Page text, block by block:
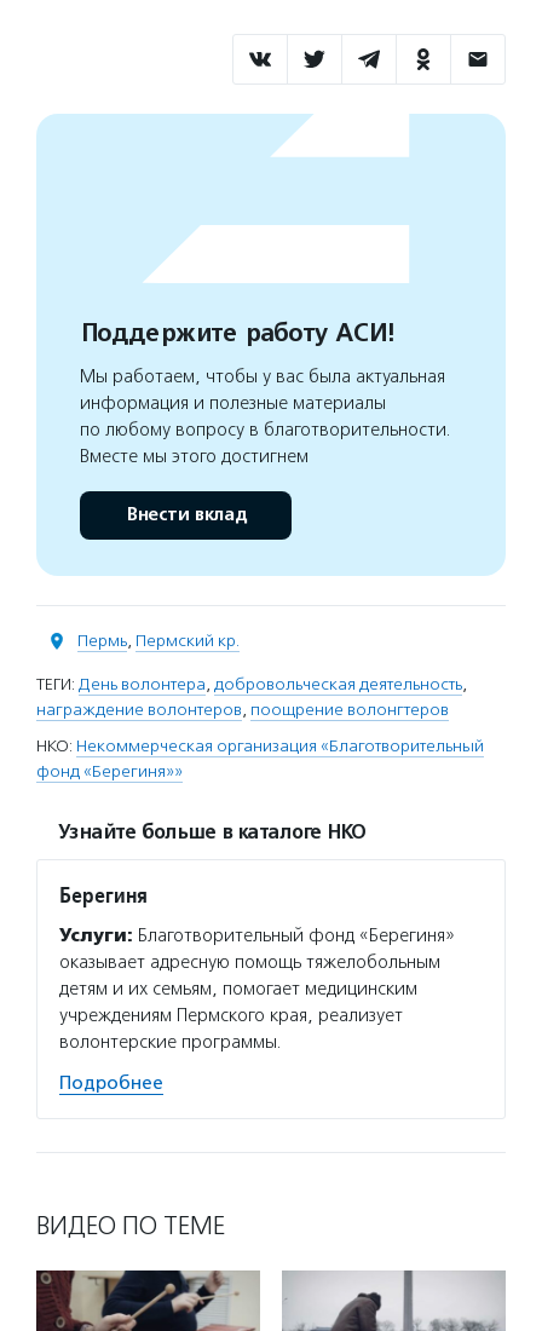
Поддержите работу АСИ!
Мы работаем, чтобы у вас была актуальная
информация и полезные материалы
по любому вопросу в благотворительности.
Вместе мы этого достигнем
Внести вклад
Пермь, Пермский кр.
ТЕГИ: День волонтера, добровольческая деятельность,
награждение волонтеров, поощрение волонгтеров
НКО: Некоммерческая организация «Благотворительный
фонд «Берегиня»»
Узнайте больше в каталоге НКО
Берегиня
Услуги: Благотворительный фонд «Берегиня»
оказывает адресную помощь тяжелобольным
детям и их семьям, помогает медицинским
учреждениям Пермского края, реализует
волонтерские программы.
Подробнее
ВИДЕО ПО ТЕМЕ